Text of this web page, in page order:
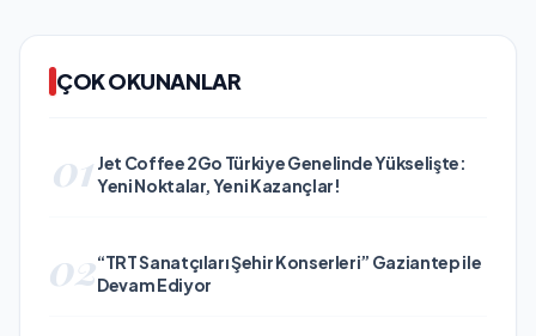
ÇOK OKUNANLAR
01 Jet Coffee 2Go Türkiye Genelinde Yükselişte:
Yeni Noktalar, Yeni Kazançlar!
02“TRT Sanatçıları Şehir Konserleri” Gaziantep ile
Devam Ediyor